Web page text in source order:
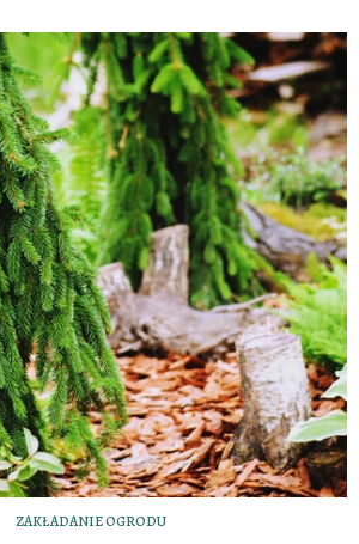
ZAKŁADANIE OGRODU